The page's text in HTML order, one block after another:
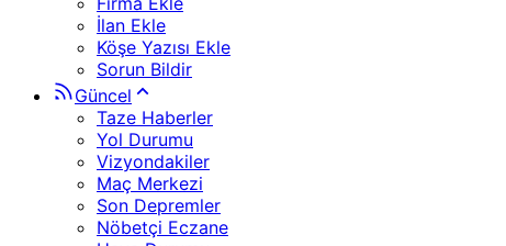
İlan Ekle
Köşe Yazısı Ekle
Sorun Bildir
Güncel
Taze Haberler
Yol Durumu
Vizyondakiler
Maç Merkezi
Son Depremler
Nöbetçi Eczane